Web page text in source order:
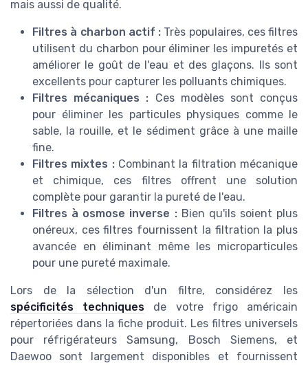
mais aussi de qualité.
Filtres à charbon actif : Très populaires, ces filtres
utilisent du charbon pour éliminer les impuretés et
améliorer le goût de l'eau et des glaçons. Ils sont
excellents pour capturer les polluants chimiques.
Filtres mécaniques : Ces modèles sont conçus
pour éliminer les particules physiques comme le
sable, la rouille, et le sédiment grâce à une maille
fine.
Filtres mixtes :Combinant la filtration mécanique
et chimique, ces filtres offrent une solution
complète pour garantir la pureté de l'eau.
Filtres à osmose inverse :Bien qu'ils soient plus
onéreux, ces filtres fournissent la filtration la plus
avancée en éliminant même les microparticules
pour une pureté maximale.
Lors de la sélection d'un filtre, considérez les
spécificités techniques de votre frigo américain
répertoriées dans la fiche produit. Les filtres universels
pour réfrigérateurs Samsung, Bosch Siemens, et
Daewoo sont largement disponibles et fournissent